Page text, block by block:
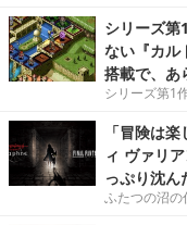
シリーズ第
ない『カル
搭載で、あ
シリーズ第1
「冒険は
ィ ヴァリ
っぷり沈ん
ふたつの沼の